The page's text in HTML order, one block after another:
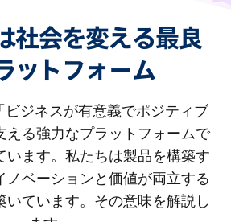
社会を変える最良
ットフォーム
ジネスが有意義でポジティブ
える強力なプラットフォームで
います。私たちは製品を構築す
ノベーションと価値が両立する
いています。その意味を解説し